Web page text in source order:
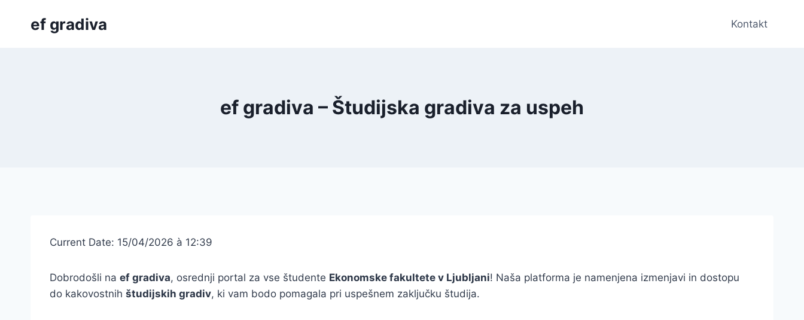
ef gradiva Kontakt
ef gradiva – Študijska gradiva za uspeh
Current Date: 15/04/2026 à 12:39
Dobrodošli na ef gradiva, osrednji portal za vse študente Ekonomske fakultete v Ljubljani! Naša platforma je namenjena izmenjavi in dostopu
do kakovostnih študijskih gradiv, ki vam bodo pomagala pri uspešnem zaključku študija.